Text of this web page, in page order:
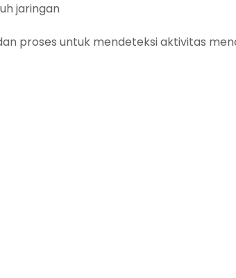
jaringan
proses untuk mendeteksi aktivitas